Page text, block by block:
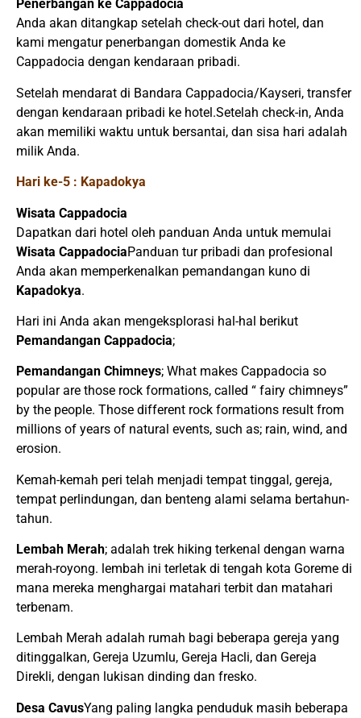
Penerbangan ke Cappadocia
Anda akan ditangkap setelah check-out dari hotel, dan
kami mengatur penerbangan domestik Anda ke
Cappadocia dengan kendaraan pribadi.
Setelah mendarat di Bandara Cappadocia/Kayseri, transfer
dengan kendaraan pribadi ke hotel.Setelah check-in, Anda
akan memiliki waktu untuk bersantai, dan sisa hari adalah
milik Anda.
Hari ke-5 : Kapadokya
Wisata Cappadocia
Dapatkan dari hotel oleh panduan Anda untuk memulai
Wisata CappadociaPanduan tur pribadi dan profesional
Anda akan memperkenalkan pemandangan kuno di
Kapadokya.
Hari ini Anda akan mengeksplorasi hal-hal berikut
Pemandangan Cappadocia;
Pemandangan Chimneys; What makes Cappadocia so
popular are those rock formations, called “ fairy chimneys”
by the people. Those different rock formations result from
millions of years of natural events, such as; rain, wind, and
erosion.
Kemah-kemah peri telah menjadi tempat tinggal, gereja,
tempat perlindungan, dan benteng alami selama bertahun-
tahun.
Lembah Merah; adalah trek hiking terkenal dengan warna
merah-royong. lembah ini terletak di tengah kota Goreme di
mana mereka menghargai matahari terbit dan matahari
terbenam.
Lembah Merah adalah rumah bagi beberapa gereja yang
ditinggalkan, Gereja Uzumlu, Gereja Hacli, dan Gereja
Direkli, dengan lukisan dinding dan fresko.
Desa CavusYang paling langka penduduk masih beberapa